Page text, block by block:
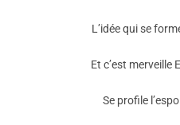
L’idée qui se
Et c’est merveille
Se profile